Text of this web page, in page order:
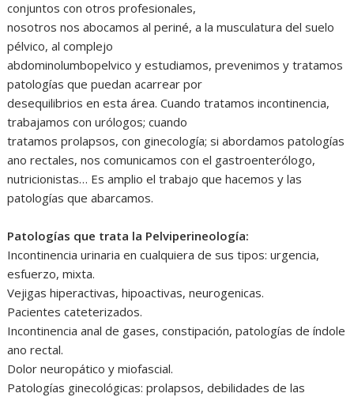
conjuntos con otros profesionales,
nosotros nos abocamos al periné, a la musculatura del suelo
pélvico, al complejo
abdominolumbopelvico y estudiamos, prevenimos y tratamos
patologías que puedan acarrear por
desequilibrios en esta área. Cuando tratamos incontinencia,
trabajamos con urólogos; cuando
tratamos prolapsos, con ginecología; si abordamos patologías
ano rectales, nos comunicamos con el gastroenterólogo,
nutricionistas… Es amplio el trabajo que hacemos y las
patologías que abarcamos.
Patologías que trata la Pelviperineología:
Incontinencia urinaria en cualquiera de sus tipos: urgencia,
esfuerzo, mixta.
Vejigas hiperactivas, hipoactivas, neurogenicas.
Pacientes cateterizados.
Incontinencia anal de gases, constipación, patologías de índole
ano rectal.
Dolor neuropático y miofascial.
Patologías ginecológicas: prolapsos, debilidades de las